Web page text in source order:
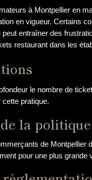
à Montpellier en
en vigueur. Certains
entraîner des
restaurant dans les
le nombre de
pratique.
la
de Montpellier
pour une plus